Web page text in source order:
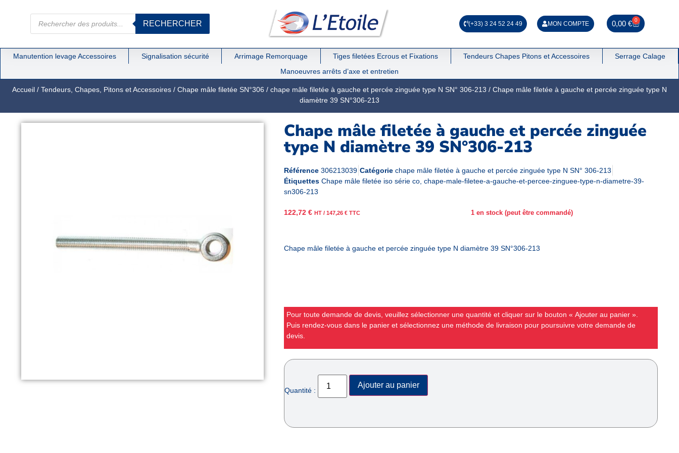
RECHERCHER (+33) 3 24 52 24 49 MON COMPTE 0,00€ 0
Manutention levage Accessoires Signalisation sécurité Arrimage Remorquage Tiges filetées Ecrous et Fixations Tendeurs Chapes Pitons et Accessoires
Serrage Calage
Manoeuvres arrêts d’axe et entretien
Accueil / Tendeurs, Chapes, Pitons et Accessoires / Chape mâle filetée SN°306 / chape mâle filetée à gauche et percée zinguée type N SN° 306-213 / Chape mâle filetée à gauche et percée zinguée type N
diamètre 39 SN°306-213
Chape mâle filetée à gauche et percée zinguée
type N diamètre 39 SN°306-213
Référence 306213039 Catégorie chape mâle filetée à gauche et percée zinguée type N SN° 306-213
Étiquettes Chape mâle filetée iso série co chape-male-filetee-a-gauche-et-percee-zinguee-type-n-diametre-39-
sn306-213
122,72 € HT / 147,26 € TTC 1 en stock (peut être commandé)
Chape mâle filetée à gauche et percée zinguée type N diamètre 39 SN°306-213
Pour toute demande de devis, veuillez sélectionner une quantité et cliquer sur le bouton « Ajouter au panier ».
Puis rendez-vous dans le panier et sélectionnez une méthode de livraison pour poursuivre votre demande de
devis.
Quantité :
Ajouter au panier